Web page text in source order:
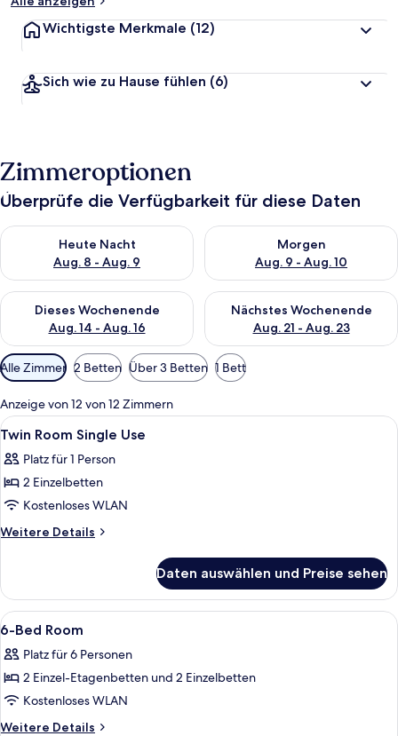
Wichtigste Merkmale (12)
Sich wie zu Hause fühlen (6)
Zimmeroptionen
Überprüfe die Verfügbarkeit für diese Daten
Heute Nacht
Aug. 8 - Aug. 9
Überprüfe die Verfügbarkeit für heute Nacht, Aug. 8 - Aug. 9.
Morgen
Aug. 9 - Aug. 10
Überprüfe die Verfügbarkeit
Dieses Wochenende
Aug. 14 - Aug. 16
Überprüfe die Verfügbarkeit für dieses Wochenende, Aug. 14
Nächstes Wochenende
Aug. 21 - Aug. 23
Überprüfe die Verfügbarkeit
Verfügbare
Filter
für
Zimmer
Alle Zimmer 2 Betten Über 3 Betten 1 Bett
Anzeige von 12 von 12 Zimmern
Alle
Fotos
für
Twin
Room
Single
Zimmersafe, Schreibtisch,
4
Twin Room Single Use
Platz für 1 Person
2 Einzelbetten
Kostenloses WLAN
Weitere Details
Weitere
Room
Single
Use
Daten auswählen und Preise sehen
Alle
Fotos
für
6-
Bed
Room
Zimmersafe, Schreibtisch,
5
6-Bed Room
Platz für 6 Personen
2 Einzel-Etagenbetten und 2 Einzelbetten
Kostenloses WLAN
Weitere Details
Weitere